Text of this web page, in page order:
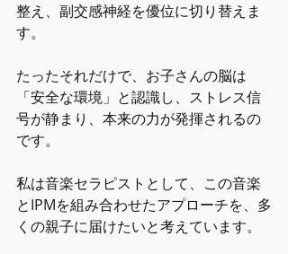
整え、副交感神経を優位に切り替えま
す。
たったそれだけで、お子さんの脳は
「安全な環境」と認識し、ストレス信
号が静まり、本来の力が発揮されるの
です。
私は音楽セラピストとして、この音楽
とIPMを組み合わせたアプローチを、多
くの親子に届けたいと考えています。